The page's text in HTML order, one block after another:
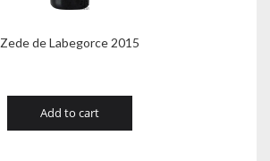
Zede de Labegorce 2015
Add to cart